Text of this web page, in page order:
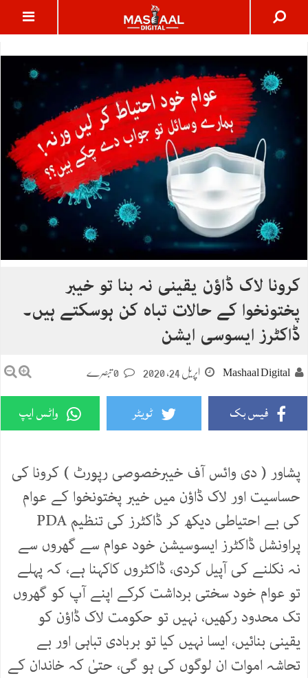
کرونا لاک ڈاؤن یقینی نہ بنا تو خیبر
پختونخوا کے حالات تباہ کن ہوسکتے ہیں۔
ڈاکٹرز ایسوسی ایشن
Mashaal Digital اپریل 24, 2020
فیس بک ٹویٹر واٹس ایپ
پشاور ( دی وائس آف خیبرخصوصی رپورٹ ) کرونا کی
حساسیت اور لاک ڈاؤن میں خیبر پختونخوا کے عوام
کی بے احتیاطی دیکھ کر ڈاکٹرز کی تنظیم PDA
پراونشل ڈاکٹرز ایسوسیشن خود عوام سے گھروں سے
نہ نکلنے کی آپیل کردی، ڈاکٹروں کاکہنا ہے، کہ پہلے
تو عوام خود سختی برداشت کرکے اپنے آپ کو گھروں
تک محدود رکھیں، نہیں تو حکومت لاک ڈاؤن کو
یقینی بنائیں، ایسا نہیں کیا تو بربادی تباہی اور بے
تحاشہ اموات ان لوگوں کی ہو گی، حتیٰ کہ خاندان کے